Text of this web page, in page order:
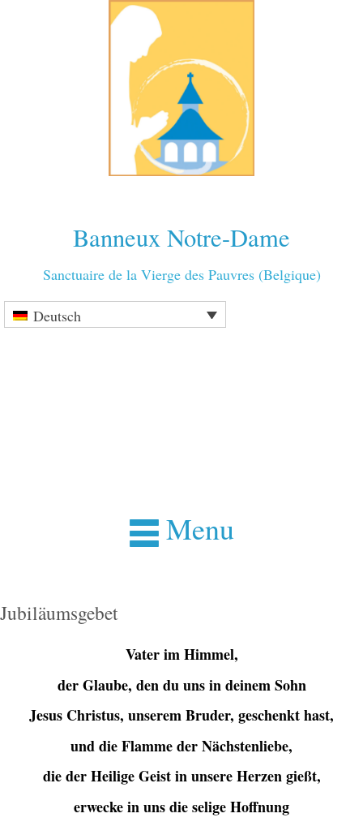
Banneux Notre-Dame
Sanctuaire de la Vierge des Pauvres (Belgique)
Deutsch
Menu
Jubiläumsgebet
Vater im Himmel,
der Glaube, den du uns in deinem Sohn
Jesus Christus, unserem Bruder, geschenkt hast,
und die Flamme der Nächstenliebe,
die der Heilige Geist in unsere Herzen gießt,
erwecke in uns die selige Hoffnung